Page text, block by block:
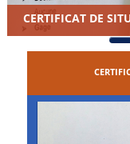
CERTIFICAT DE